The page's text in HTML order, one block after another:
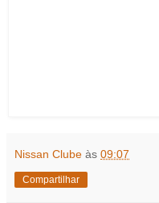
Nissan Clube às 09:07
Compartilhar